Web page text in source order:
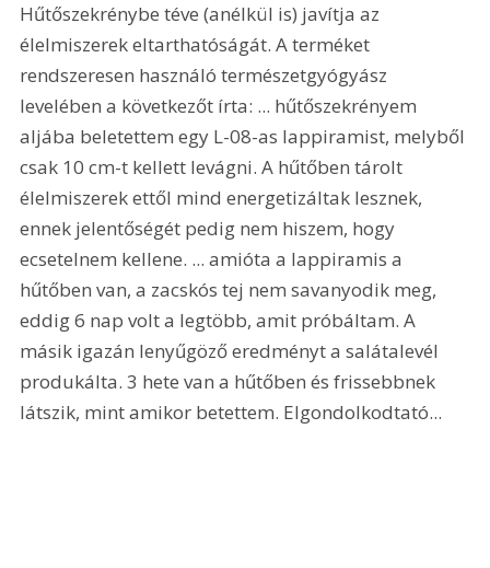
Hűtőszekrénybe téve (anélkül is) javítja az
élelmiszerek eltarthatóságát. A terméket
rendszeresen használó természetgyógyász
levelében a következőt írta: ... hűtőszekrényem
aljába beletettem egy L-08-as lappiramist, melyből
csak 10 cm-t kellett levágni. A hűtőben tárolt
élelmiszerek ettől mind energetizáltak lesznek,
ennek jelentőségét pedig nem hiszem, hogy
ecsetelnem kellene. ... amióta a lappiramis a
hűtőben van, a zacskós tej nem savanyodik meg,
eddig 6 nap volt a legtöbb, amit próbáltam. A
másik igazán lenyűgöző eredményt a salátalevél
produkálta. 3 hete van a hűtőben és frissebbnek
látszik, mint amikor betettem. Elgondolkodtató...